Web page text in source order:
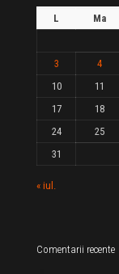
L Ma
3
4
10
11
17
18
24
25
31
« iul.
Comentarii recente